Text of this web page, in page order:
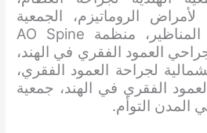
لأمراض الروماتيزم، الجمعية
الهندية لجراحة المناظير، منظمة AO Spine
العمود الفقري في الهند،
لجراحة العمود الفقري،
الفقري في الهند، جمعية
المدن التوأم.